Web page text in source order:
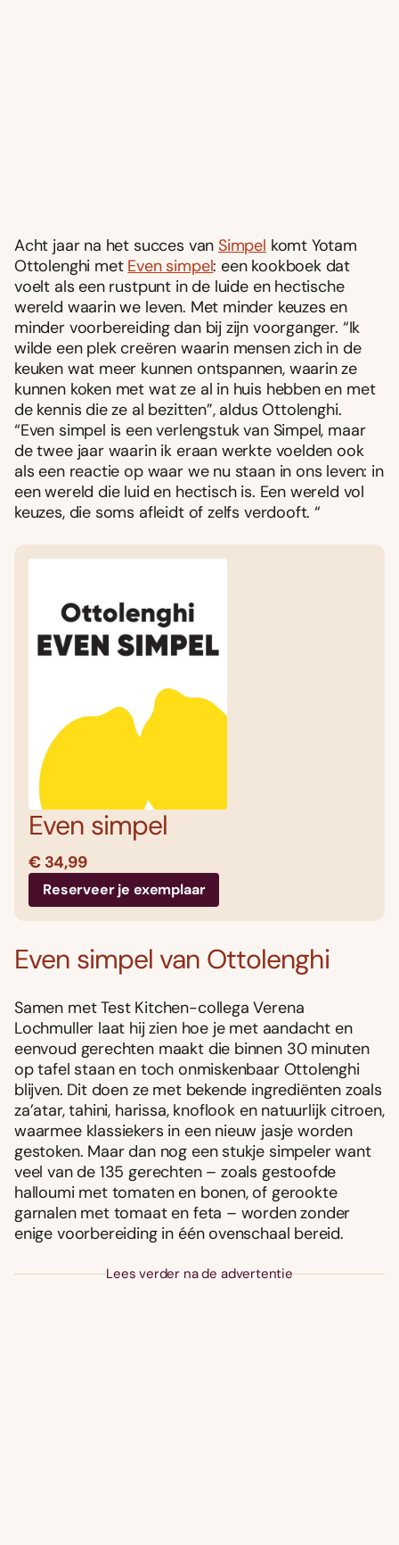
Acht jaar na het succes van Simpel komt Yotam
Ottolenghi met Even simpel: een kookboek dat
voelt als een rustpunt in de luide en hectische
wereld waarin we leven. Met minder keuzes en
minder voorbereiding dan bij zijn voorganger. “Ik
wilde een plek creëren waarin mensen zich in de
keuken wat meer kunnen ontspannen, waarin ze
kunnen koken met wat ze al in huis hebben en met
de kennis die ze al bezitten”, aldus Ottolenghi.
“Even simpel is een verlengstuk van Simpel, maar
de twee jaar waarin ik eraan werkte voelden ook
als een reactie op waar we nu staan in ons leven: in
een wereld die luid en hectisch is. Een wereld vol
keuzes, die soms afleidt of zelfs verdooft. “
Even simpel
€ 34,99
Reserveer je exemplaar
Even simpel van Ottolenghi
Samen met Test Kitchen-collega Verena
Lochmuller laat hij zien hoe je met aandacht en
eenvoud gerechten maakt die binnen 30 minuten
op tafel staan en toch onmiskenbaar Ottolenghi
blijven. Dit doen ze met bekende ingrediënten zoals
za’atar, tahini, harissa, knoflook en natuurlijk citroen,
waarmee klassiekers in een nieuw jasje worden
gestoken. Maar dan nog een stukje simpeler want
veel van de 135 gerechten – zoals gestoofde
halloumi met tomaten en bonen, of gerookte
garnalen met tomaat en feta – worden zonder
enige voorbereiding in één ovenschaal bereid.
Lees verder na de advertentie